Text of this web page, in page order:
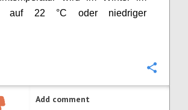
auf 22 °C oder niedriger
Add comment